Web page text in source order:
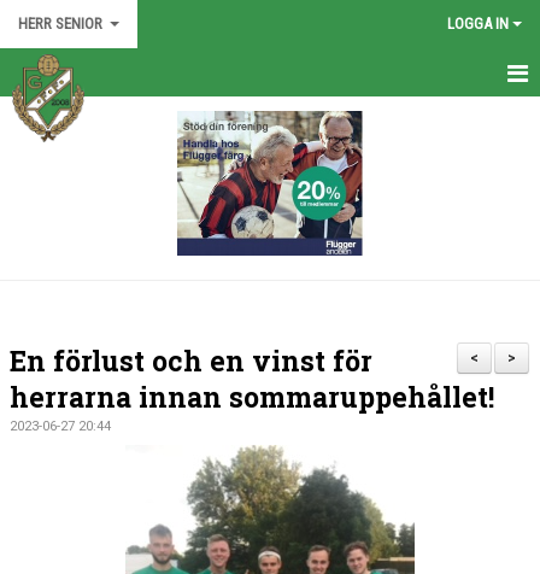
HERR SENIOR LOGGA IN
HEM
KONTAKT
>
<
En förlust och en vinst för
herrarna innan sommaruppehållet!
2023-06-27 20:44